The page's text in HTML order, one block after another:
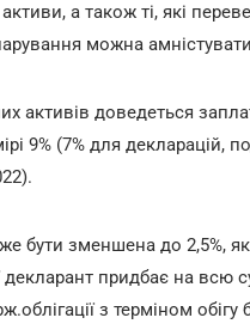
активи, а також ті, які
можна
активів доведеться
9% (7% для декларацій,
бути зменшена до 2,5%,
декларант придбає на всю
з терміном обігу